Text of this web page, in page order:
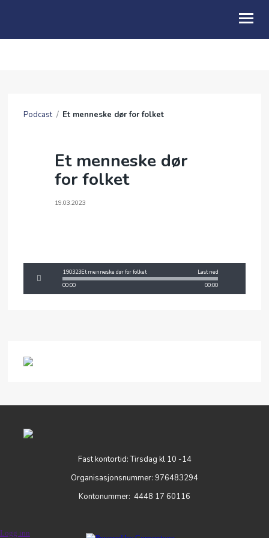
FRIBU
PODCAST
ANDAKTER
Podcast / Et menneske dør for folket
Et menneske dør
for folket
19.03.2023
00:00 00:00
190323Et menneske dør for folket Last ned
Fast kontortid: Tirsdag kl 10 -14
Organisasjonsnummer: 976483294
Kontonummer: 4448 17 60116
Logg inn